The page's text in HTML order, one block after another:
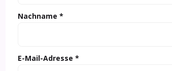
Nachname *
E-Mail-Adresse *